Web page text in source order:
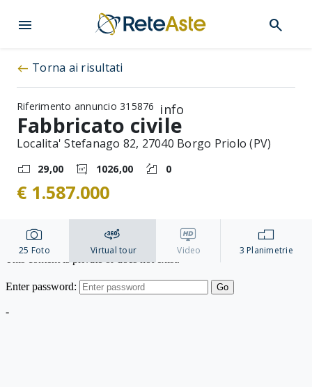
menu search
west Torna ai risultati
Riferimento annuncio 315876 info
Fabbricato civile
Localita' Stefanago 82, 27040 Borgo Priolo (PV)
29,00 1026,00 0
€ 1.587.000
25 Foto Virtual tour Video 3 Planimetrie